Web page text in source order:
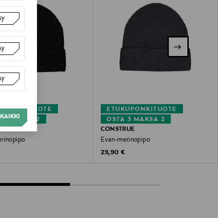
3 MAKSA 2 OSTA 3 MAKSA 2
ETUKUPONKITUOTE
CONSTRUE
Evan-merinopipo
Original Price
29,90 €